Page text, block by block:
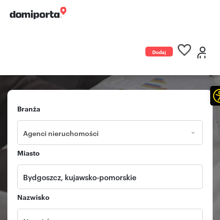
Dodaj
Branża
Agenci nieruchomości
Miasto
Nazwisko